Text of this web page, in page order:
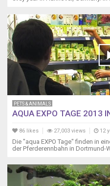
PETS & ANIMALS
AQUA EXPO TAGE 2013
86 likes 27,003 views 12
Die "aqua EXPO Tage" finden in
der Pferderennbahn in Dortmund-